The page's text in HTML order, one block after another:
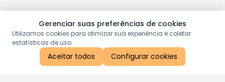
Gerenciar suas preferências de cookies
Utilizamos cookies para otimizar sua experiência e coletar
estatísticas de uso.
Aceitar todos Configurar cookies